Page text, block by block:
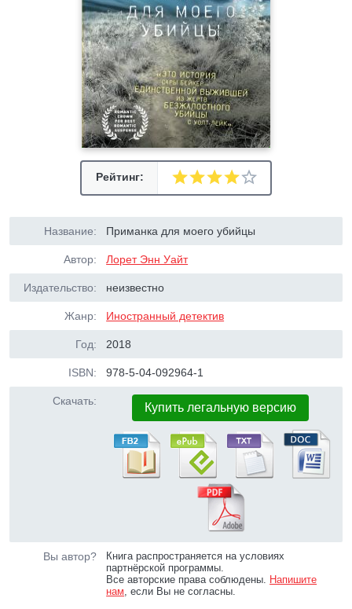
Рейтинг:
Название: Приманка для моего убийцы
Автор: Лорет Энн Уайт
Издательство: неизвестно
Жанр: Иностранный детектив
Год: 2018
ISBN: 978-5-04-092964-1
Скачать: Купить легальную версию
Вы автор?
Книга распространяется на условиях
партнёрской программы.
Все авторские права соблюдены. Напишите
нам, если Вы не согласны.